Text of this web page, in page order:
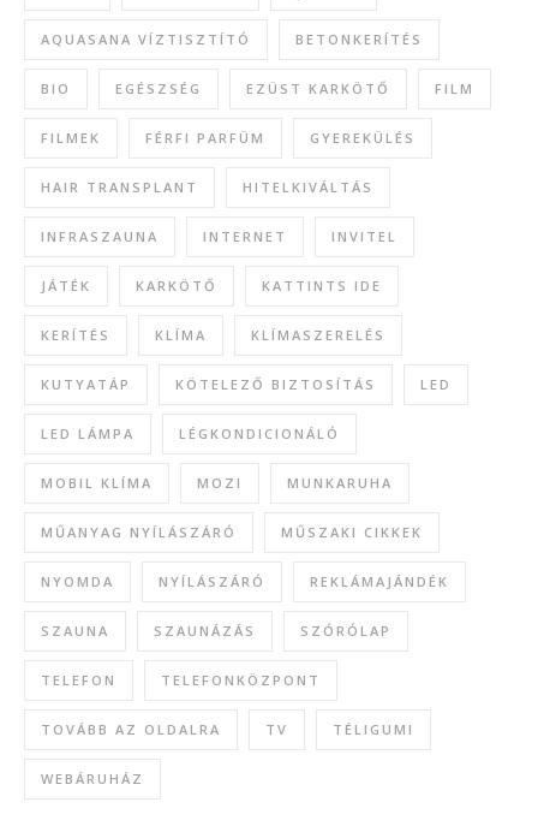
AQUASANA VÍZTISZTÍTÓ BETONKERÍTÉS
BIO EGÉSZSÉG EZÜST KARKÖTŐ FILM
FILMEK FÉRFI PARFÜM GYEREKÜLÉS
HAIR TRANSPLANT HITELKIVÁLTÁS
INFRASZAUNA INTERNET INVITEL
JÁTÉK KARKÖTŐ KATTINTS IDE
KERÍTÉS KLÍMA KLÍMASZERELÉS
KUTYATÁP KÖTELEZŐ BIZTOSÍTÁS LED
LED LÁMPA LÉGKONDICIONÁLÓ
MOBIL KLÍMA MOZI MUNKARUHA
MŰANYAG NYÍLÁSZÁRÓ MŰSZAKI CIKKEK
NYOMDA NYÍLÁSZÁRÓ REKLÁMAJÁNDÉK
SZAUNA SZAUNÁZÁS SZÓRÓLAP
TELEFON TELEFONKÖZPONT
TOVÁBB AZ OLDALRA TV TÉLIGUMI
WEBÁRUHÁZ